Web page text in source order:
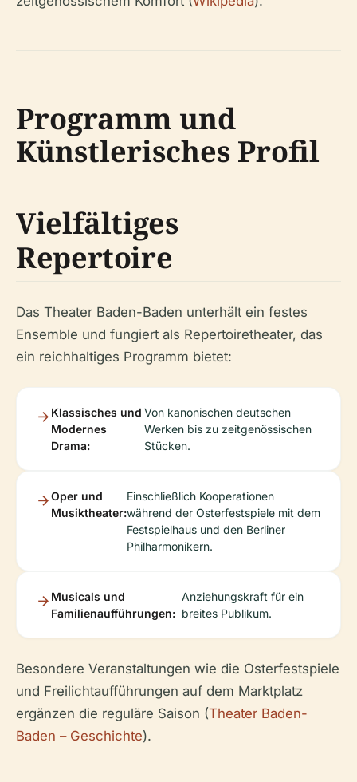
Programm und
Künstlerisches Profil
Vielfältiges
Repertoire
Das Theater Baden-Baden unterhält ein festes
Ensemble und fungiert als Repertoiretheater, das
ein reichhaltiges Programm bietet:
Klassisches und
Modernes
Drama:
Von kanonischen deutschen
Werken bis zu zeitgenössischen
Stücken.
Oper und
Musiktheater:
Einschließlich Kooperationen
während der Osterfestspiele mit dem
Festspielhaus und den Berliner
Philharmonikern.
Musicals und
Familienaufführungen:
Anziehungskraft für ein
breites Publikum.
Besondere Veranstaltungen wie die Osterfestspiele
und Freilichtaufführungen auf dem Marktplatz
ergänzen die reguläre Saison (Theater Baden-
Baden – Geschichte).